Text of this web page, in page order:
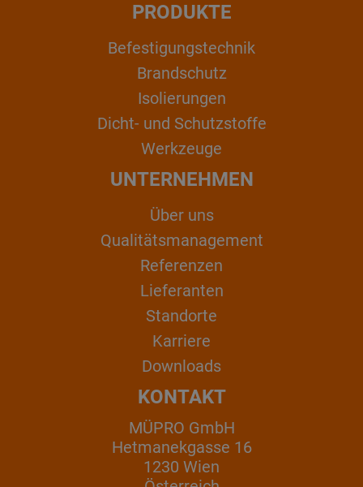
PRODUKTE
Befestigungstechnik
Brandschutz
Isolierungen
Dicht- und Schutzstoffe
Werkzeuge
UNTERNEHMEN
Über uns
Qualitätsmanagement
Referenzen
Lieferanten
Standorte
Karriere
Downloads
KONTAKT
MÜPRO GmbH
Hetmanekgasse 16
1230 Wien